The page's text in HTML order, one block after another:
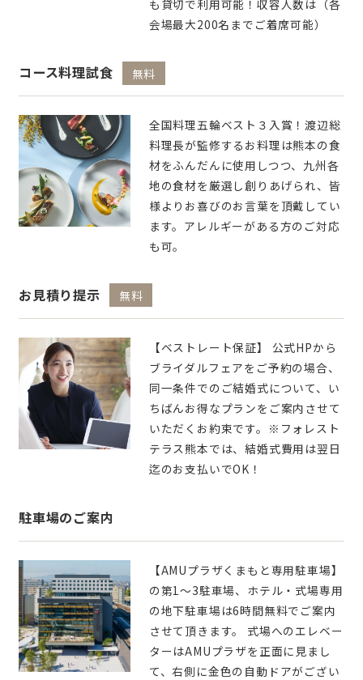
も貸切で利用可能！収容人数は（各
会場最大200名までご着席可能）
コース料理試食 無料
全国料理五輪ベスト３入賞！渡辺総
料理長が監修するお料理は熊本の食
材をふんだんに使用しつつ、九州各
地の食材を厳選し創りあげられ、皆
様よりお喜びのお言葉を頂戴してい
ます。アレルギーがある方のご対応
も可。
お見積り提示 無料
【ベストレート保証】 公式HPから
ブライダルフェアをご予約の場合、
同一条件でのご結婚式について、い
ちばんお得なプランをご案内させて
いただくお約束です。※フォレスト
テラス熊本では、結婚式費用は翌日
迄のお支払いでOK！
駐車場のご案内
【AMUプラザくまもと専用駐車場】
の第1～3駐車場、ホテル・式場専用
の地下駐車場は6時間無料でご案内
させて頂きます。 式場へのエレベー
ターはAMUプラザを正面に見まし
て、右側に金色の自動ドアがござい